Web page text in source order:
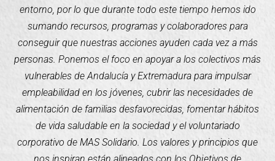
entorno, por lo que durante todo este tiempo hemos ido
sumando recursos, programas y colaboradores para
conseguir que nuestras acciones ayuden cada vez a más
personas. Ponemos el foco en apoyar a los colectivos más
vulnerables de Andalucía y Extremadura para impulsar
empleabilidad en los jóvenes, cubrir las necesidades de
alimentación de familias desfavorecidas, fomentar hábitos
de vida saludable en la sociedad y el voluntariado
corporativo de MAS Solidario. Los valores y principios que